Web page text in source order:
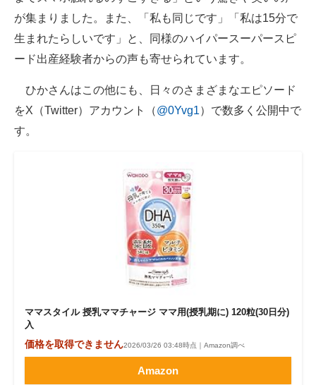
が集まりました。また、「私も同じです」「私は15分で
生まれたらしいです」と、同様のハイパースーパースピ
ード出産経験者からの声も寄せられています。
ひかさんはこの他にも、日々のさまざまなエピソード
をX（Twitter）アカウント（@0Yvg1）で数多く公開中で
す。
ママスタイル 授乳ママチャージ ママ用(授乳期に) 120粒(30日分)
入
価格を取得できません2026/03/26 03:48時点｜Amazon調べ
Amazon